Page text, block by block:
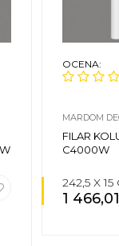
OCENA:
MARDOM
FILAR
C4000W
242,5 X 15
1 466,01